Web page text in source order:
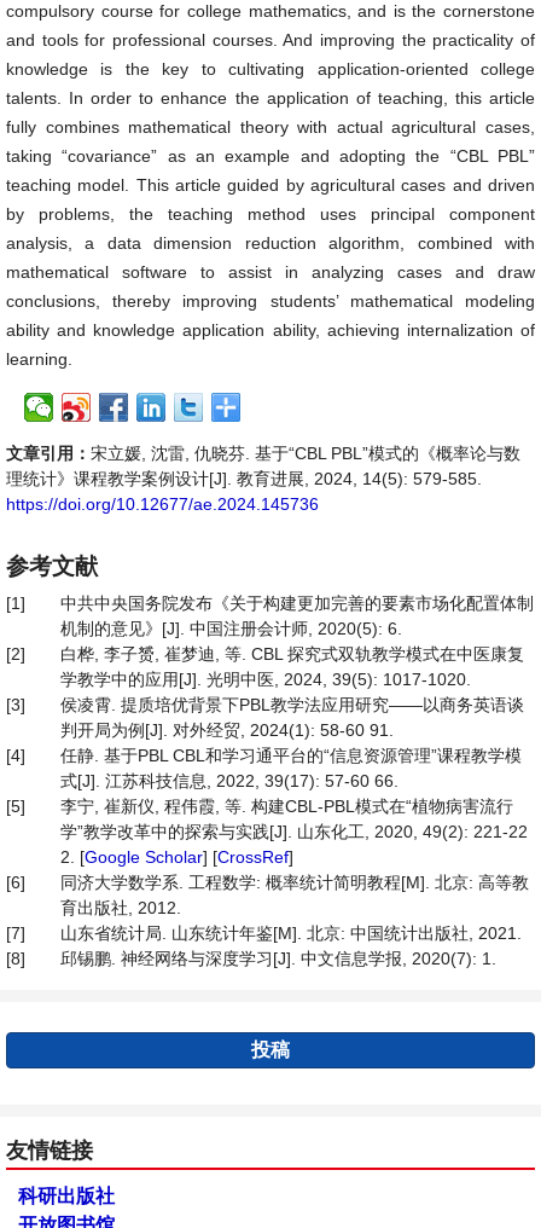
compulsory course for college mathematics, and is the cornerstone
and tools for professional courses. And improving the practicality of
knowledge is the key to cultivating application-oriented college
talents. In order to enhance the application of teaching, this article
fully combines mathematical theory with actual agricultural cases,
taking “covariance” as an example and adopting the “CBL PBL”
teaching model. This article guided by agricultural cases and driven
by problems, the teaching method uses principal component
analysis, a data dimension reduction algorithm, combined with
mathematical software to assist in analyzing cases and draw
conclusions, thereby improving students’ mathematical modeling
ability and knowledge application ability, achieving internalization of
learning.
文章引用： 宋立媛, 沈雷, 仇晓芬. 基于“CBL PBL”模式的《概率论与数
理统计》课程教学案例设计[J]. 教育进展, 2024, 14(5): 579-585.
https://doi.org/10.12677/ae.2024.145736
参考文献
[1]
中共中央国务院发布《关于构建更加完善的要素市场化配置体制
机制的意见》[J]. 中国注册会计师, 2020(5): 6.
[2]
白桦, 李子赟, 崔梦迪, 等. CBL 探究式双轨教学模式在中医康复
学教学中的应用[J]. 光明中医, 2024, 39(5): 1017-1020.
[3]
侯凌霄. 提质培优背景下PBL教学法应用研究——以商务英语谈
判开局为例[J]. 对外经贸, 2024(1): 58-60 91.
[4]
任静. 基于PBL CBL和学习通平台的“信息资源管理”课程教学模
式[J]. 江苏科技信息, 2022, 39(17): 57-60 66.
[5]
李宁, 崔新仪, 程伟霞, 等. 构建CBL-PBL模式在“植物病害流行
学”教学改革中的探索与实践[J]. 山东化工, 2020, 49(2): 221-22
2. [Google Scholar] [CrossRef]
[6]
同济大学数学系. 工程数学: 概率统计简明教程[M]. 北京: 高等教
育出版社, 2012.
[7]
山东省统计局. 山东统计年鉴[M]. 北京: 中国统计出版社, 2021.
[8]
邱锡鹏. 神经网络与深度学习[J]. 中文信息学报, 2020(7): 1.
投稿
友情链接
科研出版社